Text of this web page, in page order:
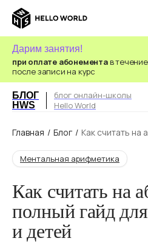
при оплате абонементав
после записи на курс
Дарим занятия!
БЛОГ
HWS
блог онлайн-школы
Hello World
Главная / Блог / Как считать на
Ментальная арифметика
Как считать на
полный гайд
и детей